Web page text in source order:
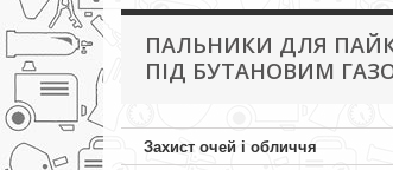
ПАЛЬНИКИ ДЛЯ
ПІД БУТАНОВИМ
Захист очей і обличчя